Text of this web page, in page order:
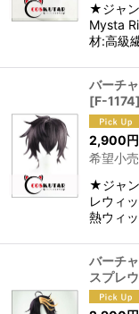
★ジャ
Mysta
材:高級
バーチ
[F-1174]
2,900円
希望小
★ジャ
レウィ
熱ウィ
バーチ
スプレ